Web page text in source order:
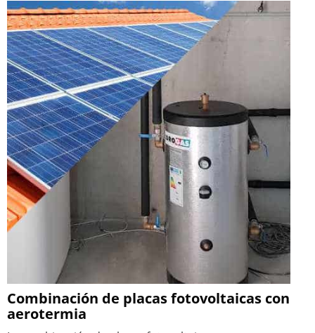
Combinación de placas fotovoltaicas con
aerotermia